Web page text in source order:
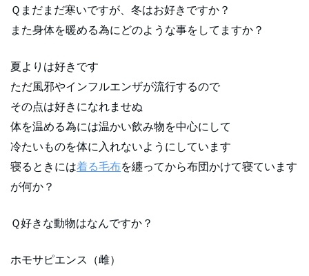
Ｑまだまだ寒いですが、冬はお好きですか？
また身体を暖める為にどのような事をしてますか？
夏よりは好きです
ただ風邪やインフルエンザが流行するので
その点は好きになれませぬ
体を温める為には温かい飲み物を中心にして
冷たいものを体に入れないようにしています
寝るときには着る毛布を纏ってから布団かけて寝ています
が何か？
Ｑ好きな動物はなんですか？
ホモサピエンス（雌）